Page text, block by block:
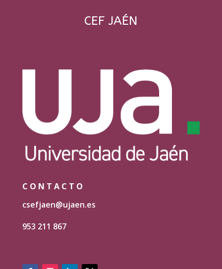
CEF JAÉN
CONTACTO
csefjaen@ujaen.es
953 211 867